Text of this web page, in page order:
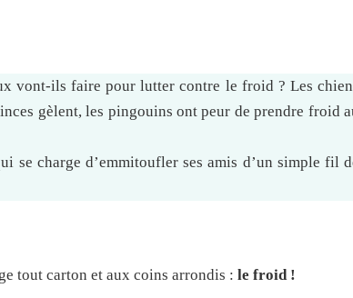
vont-ils faire pour lutter contre le froid ? Les
gèlent, les pingouins ont peur de prendre froid
se charge d’emmitoufler ses amis d’un simple fil
tout carton et aux coins arrondis : le froid !